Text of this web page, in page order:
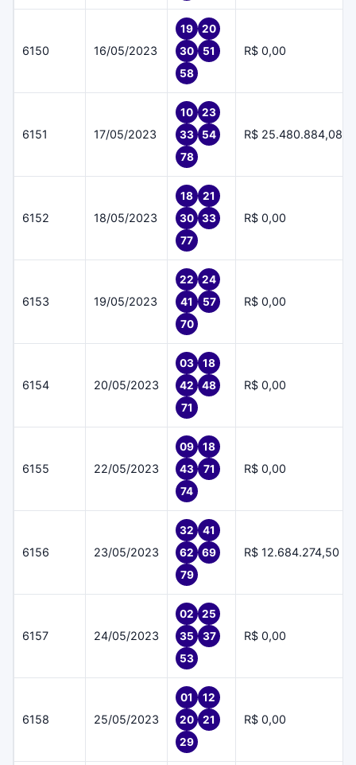
6150 16/05/2023
19
20
30
51
58
R$ 0,00
6151 17/05/2023
10
23
33
54
78
R$ 25.480.884,08
6152 18/05/2023
18
21
30
33
77
R$ 0,00
6153 19/05/2023
22
24
41
57
70
R$ 0,00
6154 20/05/2023
03
18
42
48
71
R$ 0,00
6155 22/05/2023
09
18
43
71
74
R$ 0,00
6156 23/05/2023
32
41
62
69
79
R$ 12.684.274,50
6157 24/05/2023
02
25
35
37
53
R$ 0,00
6158 25/05/2023
01
12
20
21
29
R$ 0,00